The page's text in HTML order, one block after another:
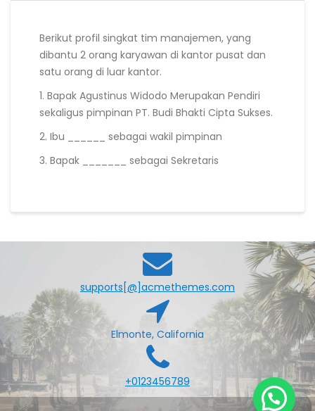
Berikut profil singkat tim manajemen, yang
dibantu 2 orang karyawan di kantor pusat dan
satu orang di luar kantor.
1. Bapak Agustinus Widodo Merupakan Pendiri
sekaligus pimpinan PT. Budi Bhakti Cipta Sukses.
2. Ibu ______ sebagai wakil pimpinan
3. Bapak _______ sebagai Sekretaris
supports[@]acmethemes.com
Elmonte, California
+0123456789